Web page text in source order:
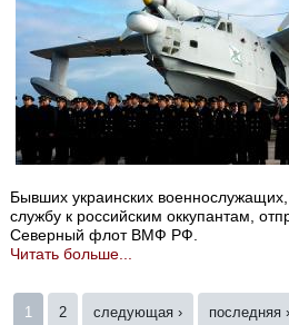
Бывших украинских
службу к российским оккупантам,
Северный флот ВМФ РФ.
Читать больше...
Страницы
1 2 следующая › последняя